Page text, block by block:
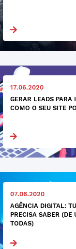
17.06.2020
GERAR LEADS PARA
COMO O SEU SITE
07.06.2020
AGÊNCIA DIGITAL:
PRECISA SABER (DE
TODAS)